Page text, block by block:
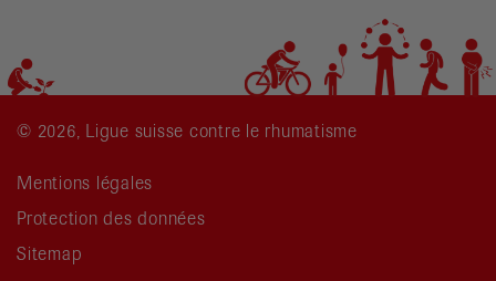
© 2026, Ligue suisse contre le rhumatisme
Mentions légales
Protection des données
Sitemap